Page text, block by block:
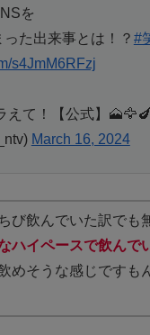
を
た出来事とは！？ #
s4JmM6RFzj
て！【公式】
March 16, 2024
び飲んでいた訳でも
ハイペースで飲んで
めそうな感じですも